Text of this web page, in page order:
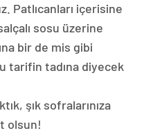
Patlıcanları içerisine
sosu üzerine
bir de mis gibi
tarifin tadına diyecek
şık sofralarınıza
olsun!